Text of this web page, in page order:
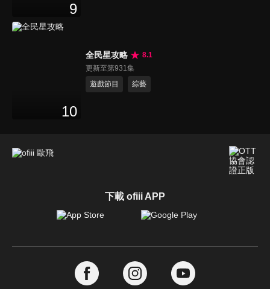
9
10
全民星攻略
8.1
更新至第931集
遊戲節目
綜藝
下載 ofiii APP